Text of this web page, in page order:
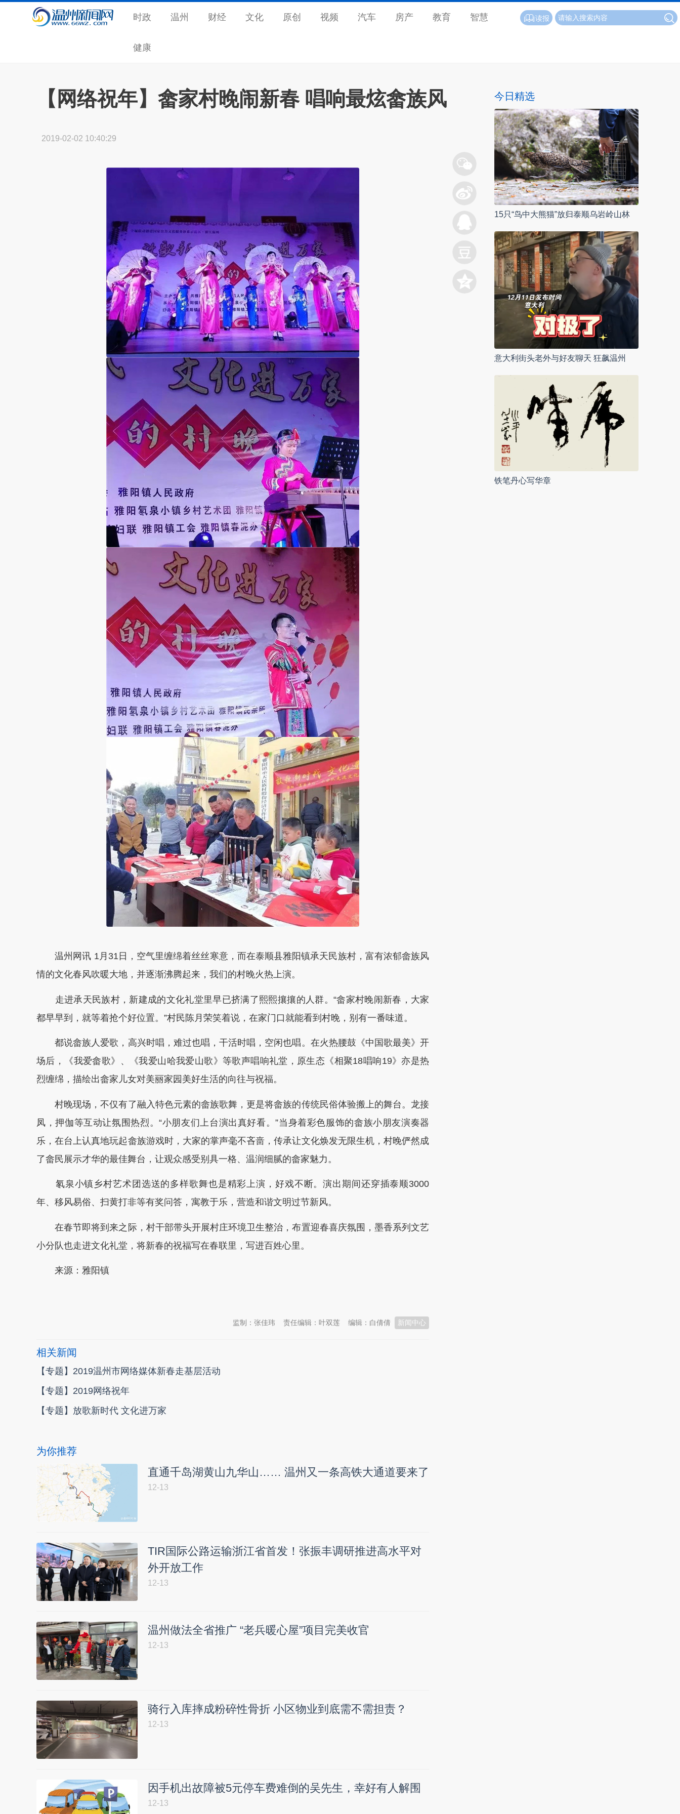
时政 温州 财经 文化 原创 视频 汽车 房产 教育 智慧
健康
读报
【网络祝年】畲家村晚闹新春 唱响最炫畲族风
2019-02-02 10:40:29
温州网讯 1月31日，空气里缠绵着丝丝寒意，而在泰顺县雅阳镇承天民族村，富有浓郁畲族风
情的文化春风吹暖大地，并逐渐沸腾起来，我们的村晚火热上演。
走进承天民族村，新建成的文化礼堂里早已挤满了熙熙攘攘的人群。“畲家村晚闹新春，大家
都早早到，就等着抢个好位置。”村民陈月荣笑着说，在家门口就能看到村晚，别有一番味道。
都说畲族人爱歌，高兴时唱，难过也唱，干活时唱，空闲也唱。在火热腰鼓《中国歌最美》开
场后，《我爱畲歌》、《我爱山哈我爱山歌》等歌声唱响礼堂，原生态《相聚18唱响19》亦是热
烈缠绵，描绘出畲家儿女对美丽家园美好生活的向往与祝福。
村晚现场，不仅有了融入特色元素的畲族歌舞，更是将畲族的传统民俗体验搬上的舞台。龙接
凤，押伽等互动让氛围热烈。“小朋友们上台演出真好看。”当身着彩色服饰的畲族小朋友演奏器
乐，在台上认真地玩起畲族游戏时，大家的掌声毫不吝啬，传承让文化焕发无限生机，村晚俨然成
了畲民展示才华的最佳舞台，让观众感受别具一格、温润细腻的畲家魅力。
氡泉小镇乡村艺术团选送的多样歌舞也是精彩上演，好戏不断。演出期间还穿插泰顺3000
年、移风易俗、扫黄打非等有奖问答，寓教于乐，营造和谐文明过节新风。
在春节即将到来之际，村干部带头开展村庄环境卫生整治，布置迎春喜庆氛围，墨香系列文艺
小分队也走进文化礼堂，将新春的祝福写在春联里，写进百姓心里。
来源：雅阳镇
新闻中心
编辑：白倩倩
责任编辑：叶双莲
监制：张佳玮
相关新闻
【专题】2019温州市网络媒体新春走基层活动
【专题】2019网络祝年
【专题】放歌新时代 文化进万家
为你推荐
直通千岛湖黄山九华山…… 温州又一条高铁大通道要来了
12-13
TIR国际公路运输浙江省首发！张振丰调研推进高水平对
外开放工作
12-13
温州做法全省推广 “老兵暖心屋”项目完美收官
12-13
骑行入库摔成粉碎性骨折 小区物业到底需不需担责？
12-13
因手机出故障被5元停车费难倒的吴先生，幸好有人解围
12-13
今日精选
15只“鸟中大熊猫”放归泰顺乌岩岭山林
意大利街头老外与好友聊天 狂飙温州
铁笔丹心写华章